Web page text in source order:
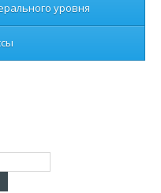
уровня